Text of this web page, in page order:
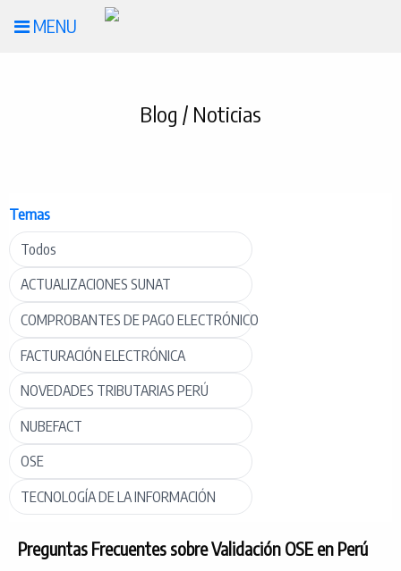
MENU
Blog / Noticias
Temas
Todos
ACTUALIZACIONES SUNAT
COMPROBANTES DE PAGO ELECTRÓNICO
FACTURACIÓN ELECTRÓNICA
NOVEDADES TRIBUTARIAS PERÚ
NUBEFACT
OSE
TECNOLOGÍA DE LA INFORMACIÓN
Preguntas Frecuentes sobre Validación OSE en Perú